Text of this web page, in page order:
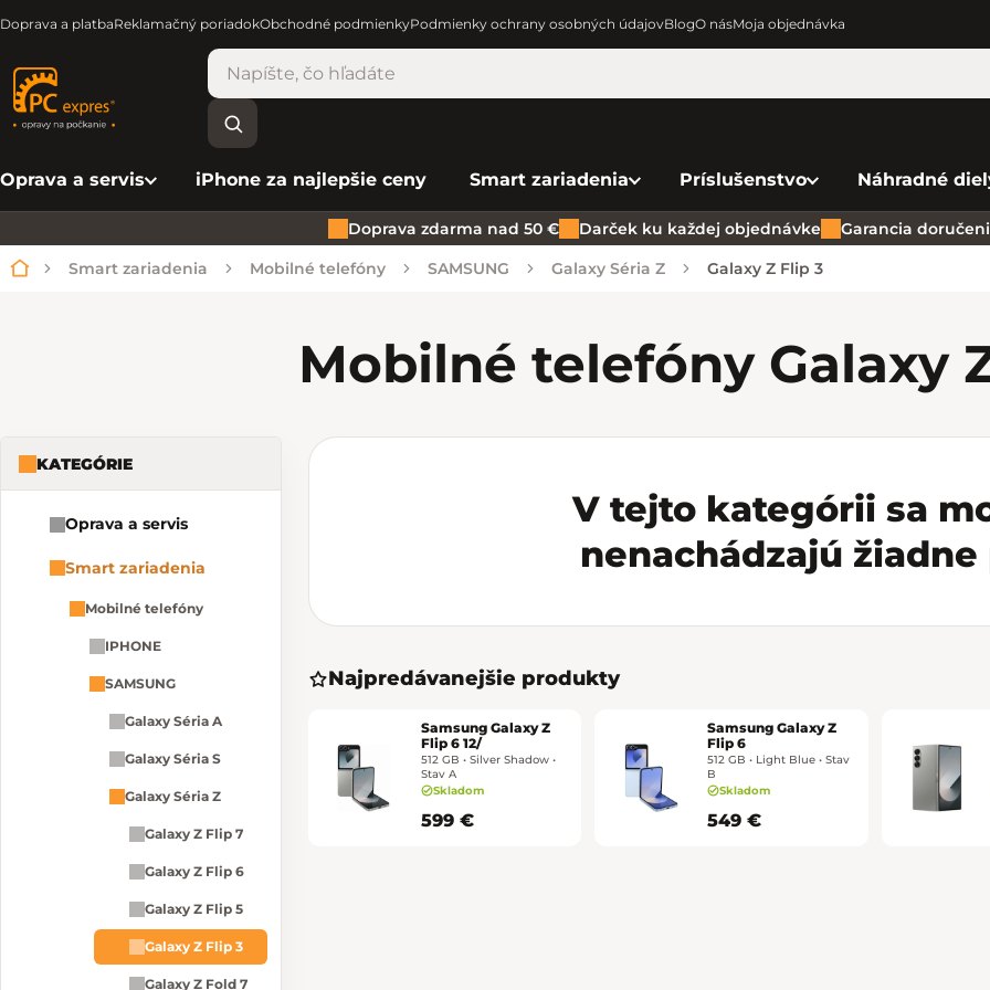
Doprava a platbaReklamačný poriadokObchodné podmienkyPodmienky ochrany osobných údajovBlogO násMoja objednávka
Oprava a servis iPhone za najlepšie ceny Smart zariadenia Príslušenstvo Náhradné
Doprava zdarma nad 50 € Darček ku každej objednávke Garancia
Domov
Smart zariadenia Mobilné telefóny SAMSUNG Galaxy Séria Z Galaxy Z Flip 3
Mobilné telefóny Galaxy
Bočný panel
KATEGÓRIE
Oprava a servis
Smart zariadenia
Mobilné telefóny
IPHONE
SAMSUNG
Galaxy Séria A
Galaxy Séria S
Galaxy Séria Z
Galaxy Z Flip 7
Galaxy Z Flip 6
Galaxy Z Flip 5
Galaxy Z Flip 3
Galaxy Z Fold 7
V tejto kategórii sa
nenachádzajú
Najpredávanejšie produkty
Samsung Galaxy Z
Flip 6 12/
512 GB • Silver Shadow •
Stav A
Skladom
599 €
Samsung Galaxy Z
Flip 6
512 GB • Light Blue • Stav
B
Skladom
549 €